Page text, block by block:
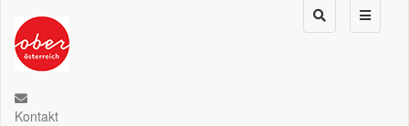
Kontakt